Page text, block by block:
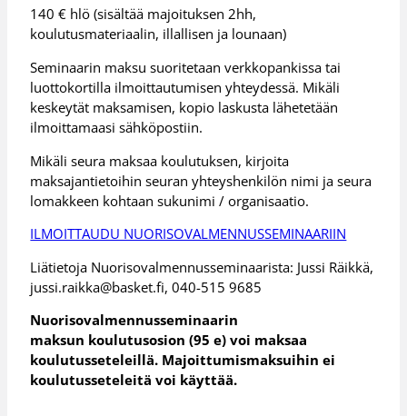
140 € hlö (sisältää majoituksen 2hh,
koulutusmateriaalin, illallisen ja lounaan)
Seminaarin maksu suoritetaan verkkopankissa tai
luottokortilla ilmoittautumisen yhteydessä. Mikäli
keskeytät maksamisen, kopio laskusta lähetetään
ilmoittamaasi sähköpostiin.
Mikäli seura maksaa koulutuksen, kirjoita
maksajantietoihin seuran yhteyshenkilön nimi ja seura
lomakkeen kohtaan sukunimi / organisaatio.
ILMOITTAUDU NUORISOVALMENNUSSEMINAARIIN
Liätietoja Nuorisovalmennusseminaarista: Jussi Räikkä,
jussi.raikka@basket.fi, 040-515 9685
Nuorisovalmennusseminaarin
maksun koulutusosion (95 e) voi maksaa
koulutusseteleillä. Majoittumismaksuihin ei
koulutusseteleitä voi käyttää.